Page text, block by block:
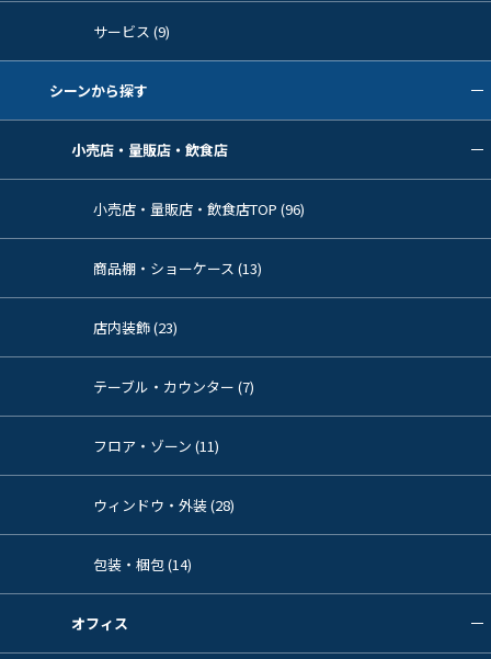
サービス (9)
シーンから探す
小売店・量販店・飲食店
小売店・量販店・飲食店TOP (96)
商品棚・ショーケース (13)
店内装飾 (23)
テーブル・カウンター (7)
フロア・ゾーン (11)
ウィンドウ・外装 (28)
包装・梱包 (14)
オフィス